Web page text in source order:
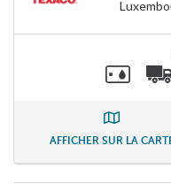
AFFICHER SUR LA